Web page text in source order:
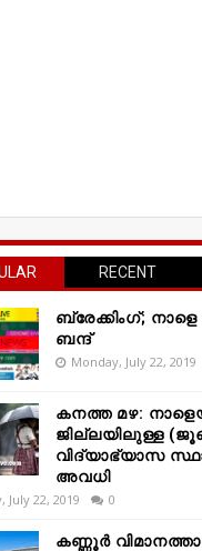
RECENT
ബ്രേക്കിംഗ്;
ബന്ദ്
Monday, July 22, 2019
കനത്ത മഴ:
ജില്ലയിലുള്ള
വിദ്യാഭ്യാസ
അവധി
July 22, 2019 0
കണ്ണൂർ